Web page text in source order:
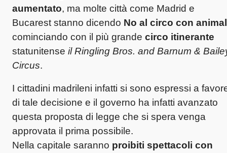
aumentato, ma molte città come Madrid e
Bucarest stanno dicendo No al circo con
cominciando con il più grande circo itinerante
statunitense il Ringling Bros. and Barnum &
Circus.
I cittadini madrileni infatti si sono espressi a
di tale decisione e il governo ha infatti avanzato
questa proposta di legge che si spera venga
approvata il prima possibile.
Nella capitale saranno proibiti spettacoli con